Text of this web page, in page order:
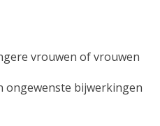
vrouwen of vrouwen
ongewenste bijwerkingen